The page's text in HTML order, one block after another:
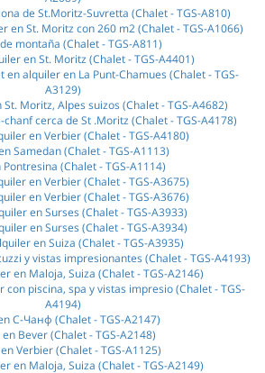
de St.Moritz-Suvretta (Chalet - TGS-A810)
en St. Moritz con 260 m2 (Chalet - TGS-A1066)
montaña (Chalet - TGS-A811)
en St. Moritz (Chalet - TGS-A4401)
alquiler en La Punt-Chamues (Chalet - TGS-
A3129)
Moritz, Alpes suizos (Chalet - TGS-A4682)
cerca de St .Moritz (Chalet - TGS-A4178)
en Verbier (Chalet - TGS-A4180)
Samedan (Chalet - TGS-A1113)
Pontresina (Chalet - TGS-A1114)
en Verbier (Chalet - TGS-A3675)
en Verbier (Chalet - TGS-A3676)
en Surses (Chalet - TGS-A3933)
en Surses (Chalet - TGS-A3934)
en Suiza (Chalet - TGS-A3935)
y vistas impresionantes (Chalet - TGS-A4193)
en Maloja, Suiza (Chalet - TGS-A2146)
con piscina, spa y vistas impresio (Chalet - TGS-
A4194)
С-Чанф (Chalet - TGS-A2147)
Bever (Chalet - TGS-A2148)
Verbier (Chalet - TGS-A1125)
en Maloja, Suiza (Chalet - TGS-A2149)